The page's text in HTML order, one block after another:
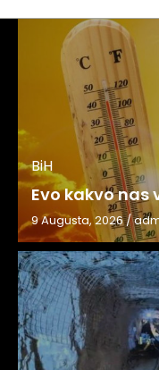
BiH
Evo kakvo nas
9 Augusta, 2026/